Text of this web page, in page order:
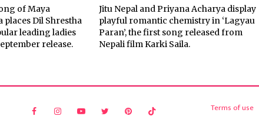
of Maya
places Dil Shrestha
leading ladies
release.
Jitu Nepal and Priyana Acharya display
playful romantic chemistry in ‘Lagyau
Paran’, the first song released from
Nepali film Karki Saila.
Terms of use